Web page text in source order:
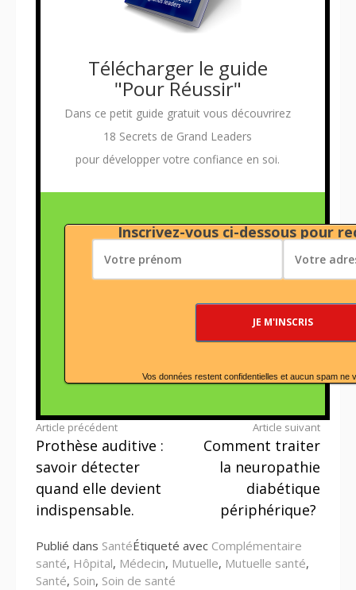
Télécharger le guide
"Pour Réussir"
Dans ce petit guide gratuit vous découvrirez
18 Secrets de Grand Leaders
pour développer votre confiance en soi.
Inscrivez-vous ci-dessous pour
Vos données restent confidentielles et aucun spam ne
Lire
la
suite
Article précédent
Prothèse auditive :
savoir détecter
quand elle devient
indispensable.
Article suivant
Comment traiter
la neuropathie
diabétique
périphérique?
Publié dans SantéÉtiqueté avec Complémentaire
santé, Hôpital, Médecin, Mutuelle, Mutuelle santé,
Santé, Soin, Soin de santé